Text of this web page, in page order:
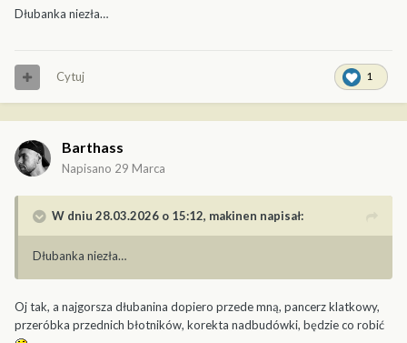
Dłubanka niezła…
1
Cytuj
Barthass
Napisano 29 Marca
W dniu 28.03.2026 o 15:12, makinen napisał:
Dłubanka niezła…
Oj tak, a najgorsza dłubanina dopiero przede mną, pancerz klatkowy,
przeróbka przednich błotników, korekta nadbudówki, będzie co robić